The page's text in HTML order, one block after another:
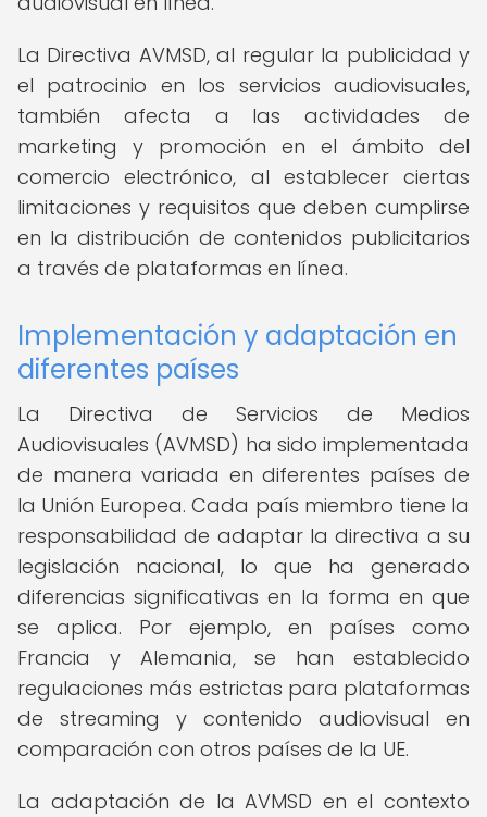
La Directiva AVMSD, al regular la publicidad y
el patrocinio en los servicios audiovisuales,
también afecta a las actividades de
marketing y promoción en el ámbito del
comercio electrónico, al establecer ciertas
limitaciones y requisitos que deben cumplirse
en la distribución de contenidos publicitarios
a través de plataformas en línea.
Implementación y adaptación en
diferentes países
La Directiva de Servicios de Medios
Audiovisuales (AVMSD) ha sido implementada
de manera variada en diferentes países de
la Unión Europea. Cada país miembro tiene la
responsabilidad de adaptar la directiva a su
legislación nacional, lo que ha generado
diferencias significativas en la forma en que
se aplica. Por ejemplo, en países como
Francia y Alemania, se han establecido
regulaciones más estrictas para plataformas
de streaming y contenido audiovisual en
comparación con otros países de la UE.
La adaptación de la AVMSD en el contexto